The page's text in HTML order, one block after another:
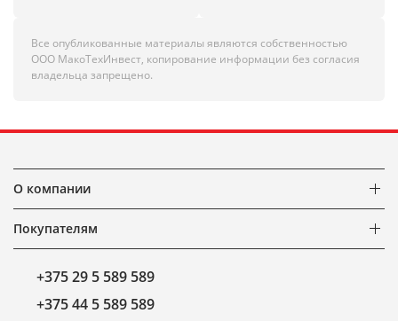
Все опубликованные материалы являются собственностью
ООО МакоТехИнвест, копирование информации без согласия
владельца запрещено.
О компании
Покупателям
+375 29 5 589 589
+375 44 5 589 589